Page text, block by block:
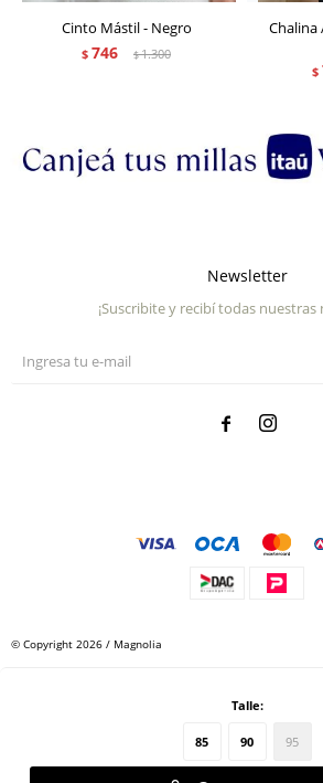
Talle:
85 90 95
Cinto Mástil - Negro
$ 746 $1.300
Chalina
$
Newsletter
¡Suscribite y recibí todas nuestras
 
© Copyright 2026 / Magnolia